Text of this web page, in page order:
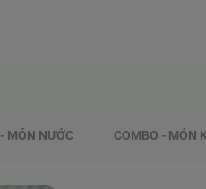
MÓN NƯỚC COMBO - MÓN